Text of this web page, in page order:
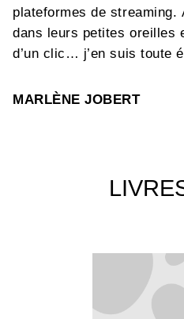
plateformes de streaming.
dans leurs petites oreilles
d’un clic… j’en suis toute
MARLÈNE JOBERT